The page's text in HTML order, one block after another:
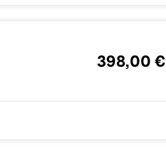
398,00 €